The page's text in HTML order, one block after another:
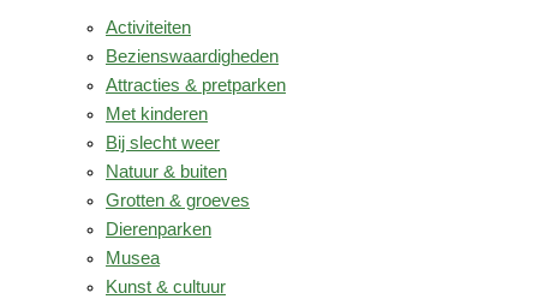
Activiteiten
Bezienswaardigheden
Attracties & pretparken
Met kinderen
Bij slecht weer
Natuur & buiten
Grotten & groeves
Dierenparken
Musea
Kunst & cultuur